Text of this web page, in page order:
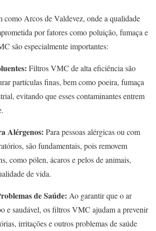
como Arcos de Valdevez, onde a qualidade
por fatores como poluição, fumaça e
são especialmente importantes:
Filtros VMC de alta eficiência são
partículas finas, bem como poeira, fumaça
evitando que esses contaminantes entrem
Alérgenos: Para pessoas alérgicas ou com
são fundamentais, pois removem
como pólen, ácaros e pelos de animais,
de vida.
de Saúde: Ao garantir que o ar
e saudável, os filtros VMC ajudam a prevenir
irritações e outros problemas de saúde